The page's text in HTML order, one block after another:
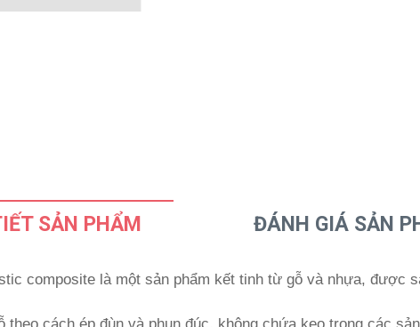
SẢN PHẨM ĐÁNH GIÁ SẢN
composite là một sản phẩm kết tinh từ gỗ và nhựa, được
cách ép đùn và phun đúc, không chứa keo trong các